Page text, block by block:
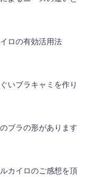
ロの有効活用法
いブラキャミを作り
ブラの形があります
カイロのご感想を頂